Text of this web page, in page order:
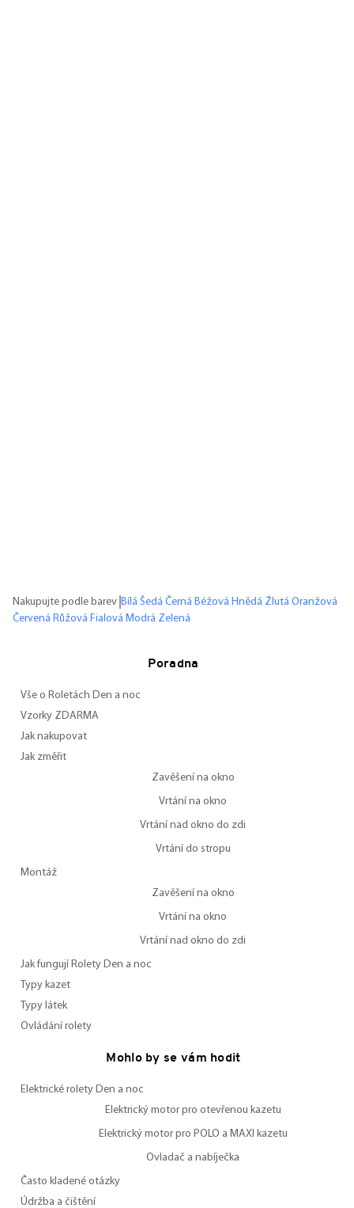
Nakupujte podle barev Bílá Šedá Černá Béžová Hnědá Žlutá Oranžová
Červená Růžová Fialová Modrá Zelená
Poradna
Vše o Roletách Den a noc
Vzorky ZDARMA
Jak nakupovat
Jak změřit
Zavěšení na okno
Vrtání na okno
Vrtání nad okno do zdi
Vrtání do stropu
Montáž
Zavěšení na okno
Vrtání na okno
Vrtání nad okno do zdi
Jak fungují Rolety Den a noc
Typy kazet
Typy látek
Ovládání rolety
Mohlo by se vám hodit
Elektrické rolety Den a noc
Elektrický motor pro otevřenou kazetu
Elektrický motor pro POLO a MAXI kazetu
Ovladač a nabíječka
Často kladené otázky
Údržba a čištění